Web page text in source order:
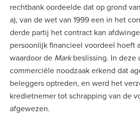
rechtbank oordeelde dat op grond
a), van de wet van 1999 een in het
derde partij het contract kan
persoonlijk financieel voordeel hoeft
waardoor de Markbeslissing. In deze
commerciële noodzaak erkend dat
beleggers optreden, en werd het
kredietnemer tot schrapping van de
afgewezen.